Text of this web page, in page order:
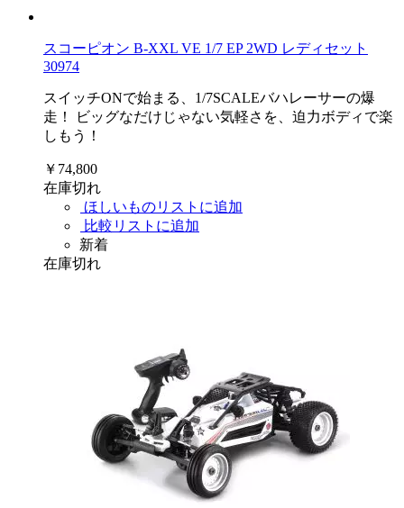
スコーピオン B-XXL VE 1/7 EP 2WD レディセット
30974
スイッチONで始まる、1/7SCALEバハレーサーの爆
走！ ビッグなだけじゃない気軽さを、迫力ボディで楽
しもう！
￥74,800
在庫切れ
ほしいものリストに追加
比較リストに追加
新着
在庫切れ